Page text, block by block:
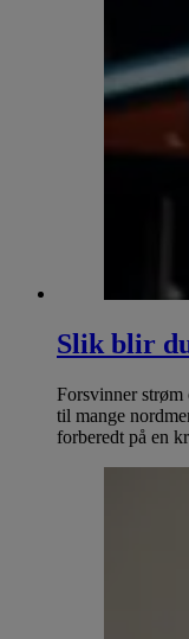
Slik blir
Forsvinner strøm
til mange
forberedt på en